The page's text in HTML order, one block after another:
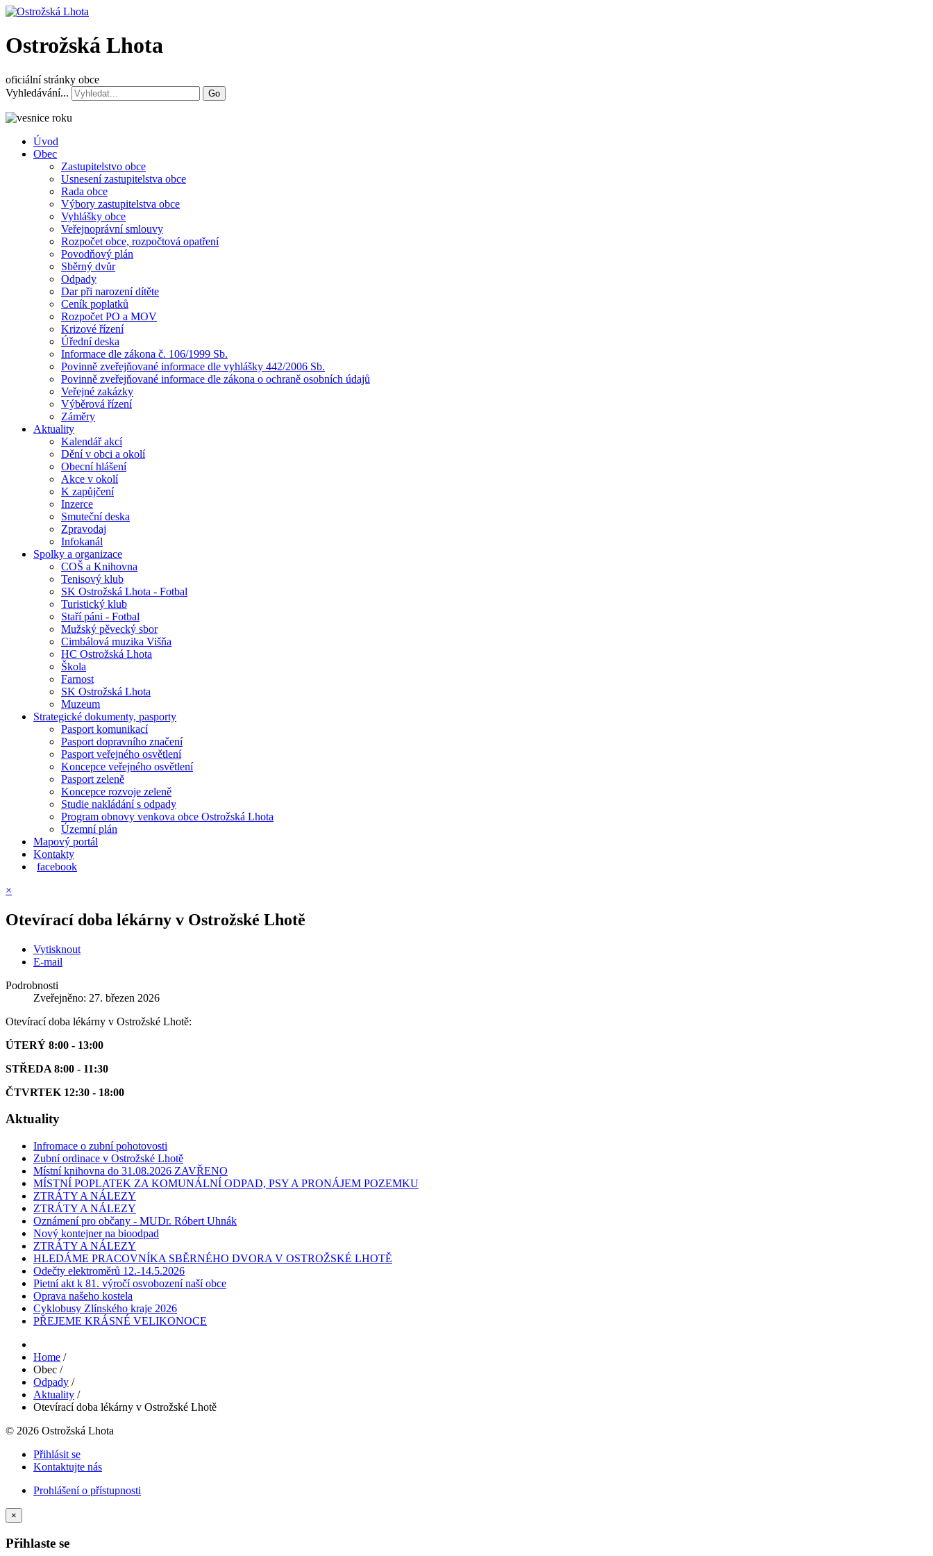
Ostrožská Lhota
oficiální stránky obce
Vyhledávání...
Go
Úvod
Obec
Zastupitelstvo obce
Usnesení zastupitelstva obce
Rada obce
Výbory zastupitelstva obce
Vyhlášky obce
Veřejnoprávní smlouvy
Rozpočet obce, rozpočtová opatření
Povodňový plán
Sběrný dvůr
Odpady
Dar při narození dítěte
Ceník poplatků
Rozpočet PO a MOV
Krizové řízení
Úřední deska
Informace dle zákona č. 106/1999 Sb.
Povinně zveřejňované informace dle vyhlášky 442/2006 Sb.
Povinně zveřejňované informace dle zákona o ochraně osobních údajů
Veřejné zakázky
Výběrová řízení
Záměry
Aktuality
Kalendář akcí
Dění v obci a okolí
Obecní hlášení
Akce v okolí
K zapůjčení
Inzerce
Smuteční deska
Zpravodaj
Infokanál
Spolky a organizace
COŠ a Knihovna
Tenisový klub
SK Ostrožská Lhota - Fotbal
Turistický klub
Staří páni - Fotbal
Mužský pěvecký sbor
Cimbálová muzika Višňa
HC Ostrožská Lhota
Škola
Farnost
SK Ostrožská Lhota
Muzeum
Strategické dokumenty, pasporty
Pasport komunikací
Pasport dopravního značení
Pasport veřejného osvětlení
Koncepce veřejného osvětlení
Pasport zeleně
Koncepce rozvoje zeleně
Studie nakládání s odpady
Program obnovy venkova obce Ostrožská Lhota
Územní plán
Mapový portál
Kontakty
facebook
×
Otevírací doba lékárny v Ostrožské Lhotě
Vytisknout
E-mail
Podrobnosti
Zveřejněno: 27. březen 2026
Otevírací doba lékárny v Ostrožské Lhotě:
ÚTERÝ 8:00 - 13:00
STŘEDA 8:00 - 11:30
ČTVRTEK 12:30 - 18:00
Aktuality
Infromace o zubní pohotovosti
Zubní ordinace v Ostrožské Lhotě
Místní knihovna do 31.08.2026 ZAVŘENO
MÍSTNÍ POPLATEK ZA KOMUNÁLNÍ ODPAD, PSY A PRONÁJEM POZEMKU
ZTRÁTY A NÁLEZY
ZTRÁTY A NÁLEZY
Oznámení pro občany - MUDr. Róbert Uhnák
Nový kontejner na bioodpad
ZTRÁTY A NÁLEZY
HLEDÁME PRACOVNÍKA SBĚRNÉHO DVORA V OSTROŽSKÉ LHOTĚ
Odečty elektroměrů 12.-14.5.2026
Pietní akt k 81. výročí osvobození naší obce
Oprava našeho kostela
Cyklobusy Zlínského kraje 2026
PŘEJEME KRÁSNÉ VELIKONOCE
Home /
Obec /
Odpady /
Aktuality /
Otevírací doba lékárny v Ostrožské Lhotě
© 2026 Ostrožská Lhota
Přihlásit se
Kontaktujte nás
Prohlášení o přístupnosti
×
Přihlaste se